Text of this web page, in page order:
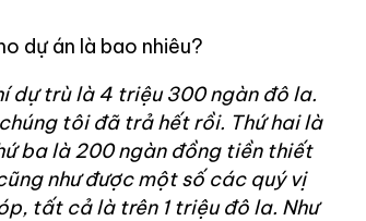
dự án là bao nhiêu?
dự trù là 4 triệu 300 ngàn đô la.
tôi đã trả hết rồi. Thứ hai là
ba là 200 ngàn đồng tiền thiết
như được một số các quý vị
tất cả là trên 1 triệu đô la. Như